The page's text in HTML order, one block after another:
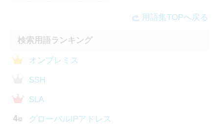
用語集TOPへ戻る
検索用語ランキング
オンプレミス
SSH
SLA
グローバルIPアドレス